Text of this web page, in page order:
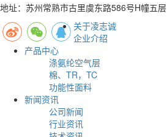
地址：苏州常熟市古里虞东路586号H幢五层
关于凌志诚
企业介绍
产品中心
涤氨纶空气层
棉、TR，TC
功能性面料
新闻资讯
公司新闻
行业资讯